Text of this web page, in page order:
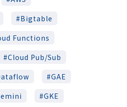
Bigtable
Functions
Cloud Pub/Sub
GAE
GKE